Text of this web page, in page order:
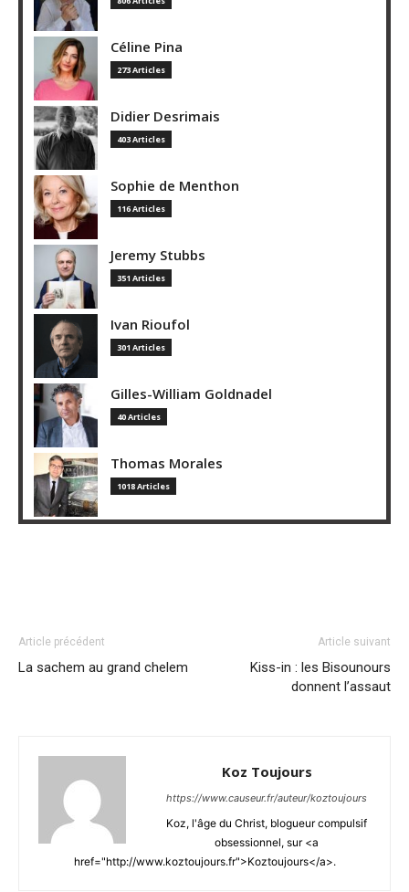
Céline Pina
273 Articles
Didier Desrimais
403 Articles
Sophie de Menthon
116 Articles
Jeremy Stubbs
351 Articles
Ivan Rioufol
301 Articles
Gilles-William Goldnadel
40 Articles
Thomas Morales
1018 Articles
Article précédent
La sachem au grand chelem
Article suivant
Kiss-in : les Bisounours
donnent l’assaut
Koz Toujours
https://www.causeur.fr/auteur/koztoujours
Koz, l'âge du Christ, blogueur compulsif
obsessionnel, sur <a
href="http://www.koztoujours.fr">Koztoujours</a>.